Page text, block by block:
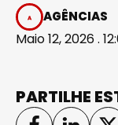
AGÊNCIAS
Maio 12, 2026 .
PARTILHE